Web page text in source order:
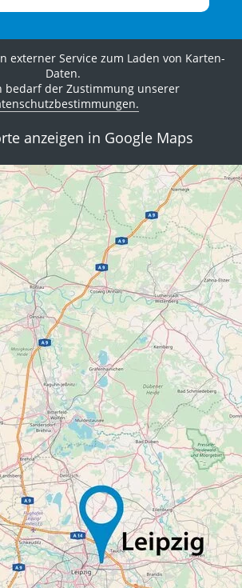
externer Service zum Laden von Karten-
Daten.
bedarf der Zustimmung unserer
anzeigen in Google Maps